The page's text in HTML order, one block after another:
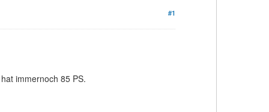
#1
immernoch 85 PS.